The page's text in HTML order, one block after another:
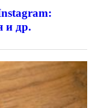
и др.